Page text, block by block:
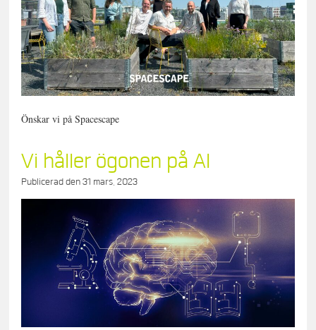
Önskar vi på Spacescape
Vi håller ögonen på AI
Publicerad den31 mars, 2023